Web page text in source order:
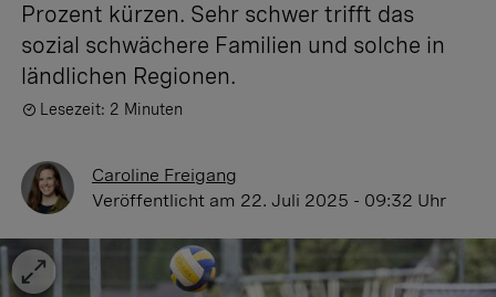
Prozent kürzen. Sehr schwer trifft das
sozial schwächere Familien und solche in
ländlichen Regionen.
Lesezeit: 2 Minuten
Caroline Freigang
Veröffentlicht am 22. Juli 2025 - 09:32 Uhr